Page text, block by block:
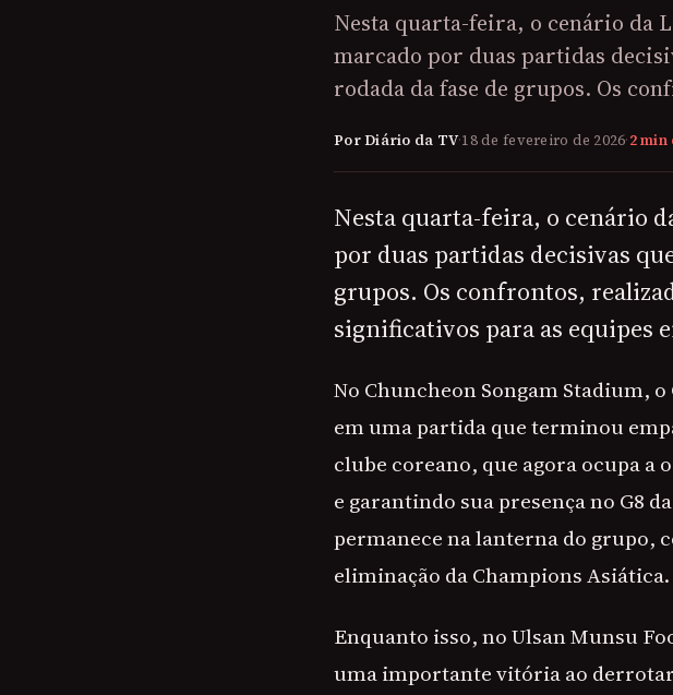
Nesta quarta-feira, o cenário da
marcado por duas partidas
rodada da fase de grupos. Os
Por Diário da TV·18 de fevereiro de 2026·2
Nesta quarta-feira, o cenário
por duas partidas decisivas
grupos. Os confrontos,
significativos para as equipes
No Chuncheon Songam Stadium,
em uma partida que terminou
clube coreano, que agora ocupa a
e garantindo sua presença no G8
permanece na lanterna do grupo,
eliminação da Champions Asiática.
Enquanto isso, no Ulsan Munsu
uma importante vitória ao derrotar